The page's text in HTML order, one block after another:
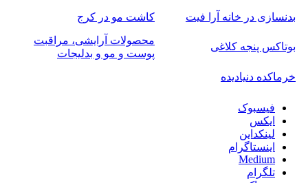
بدنسازی در خانه آرا فیت
کاشت مو در کرج
بوتاکس پنجه کلاغی
محصولات آرایشی، مراقبت
پوست و مو و بدلیجات
خرماکده دنیادیده
فیسبوک
ایکس
لینکداین
اینستاگرام
Medium
تلگرام